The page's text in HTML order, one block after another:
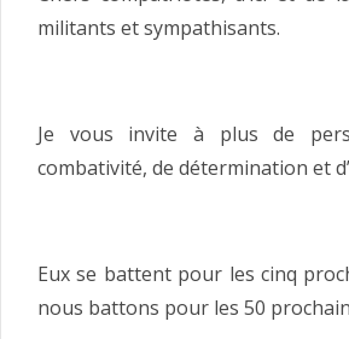
militants et sympathisants.
Je vous invite à plus de
combativité, de détermination et
Eux se battent pour les cinq
nous battons pour les 50